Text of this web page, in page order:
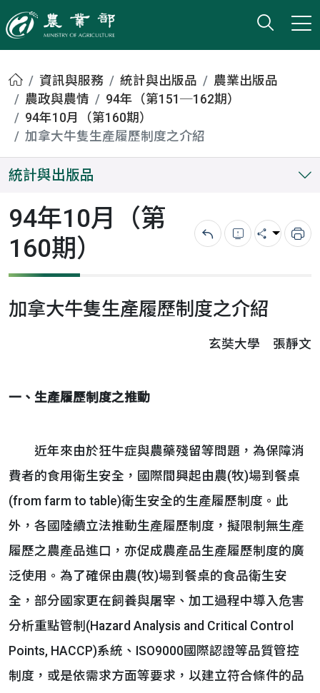
農業部
打開
小版
首頁資訊與服務 統計與出版品
農業出版品
農政與農情
94年（第151─162期）
94年10月（第160期）
加拿大牛隻生產履歷制度之介紹
統計與出版品
94年10月（第
160期）
回上一頁錯誤回報
分享 列
加拿大牛隻生產履歷制度之介紹
玄奘大學 張靜文
一、生產履歷制度之推動
近年來由於狂牛症與農藥殘留等問題，為保障消
費者的食用衛生安全，國際間興起由農(牧)場到餐桌
(from farm to table)衛生安全的生產履歷制度。此
外，各國陸續立法推動生產履歷制度，擬限制無生產
履歷之農產品進口，亦促成農產品生產履歷制度的廣
泛使用。為了確保由農(牧)場到餐桌的食品衛生安
全，部分國家更在飼養與屠宰、加工過程中導入危害
分析重點管制(Hazard Analysis and Critical Control
Points, HACCP)系統、ISO9000國際認證等品質管控
制度，或是依需求方面等要求，以建立符合條件的品